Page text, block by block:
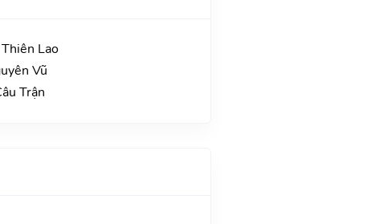
Lao
Vũ
Trận